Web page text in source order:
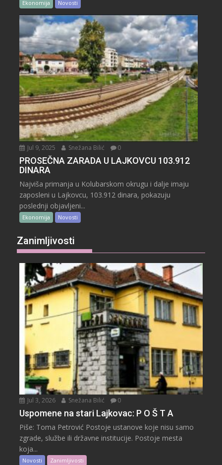
Ekonomija Novosti
Jul 9, 2025 Snežana Bilić 0
PROSEČNA ZARADA U LAJKOVCU 103.912
DINARA
Najviša primanja u Kolubarskom okrugu i dalje imaju
zaposleni u Lajkovcu, 103.912 dinara, pokazuju
poslednji objavljeni...
Ekonomija Novosti
Zanimljivosti
Jul 3, 2026 Snežana Bilić 0
Uspomene na stari Lajkovac: P O Š T A
Piše: Toma Petrović Postoje ustanove koje nisu samo
zgrade, službe ili državne institucije. Postoje mesta
koja...
Novosti Zanimljivosti